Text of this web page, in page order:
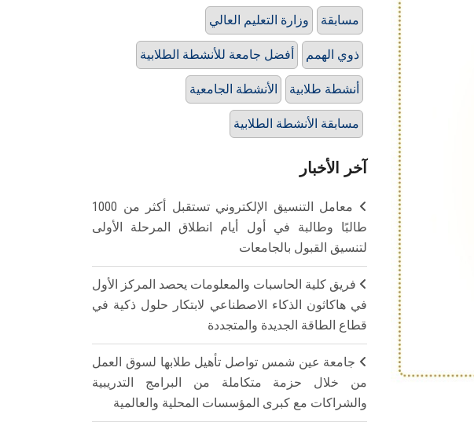
وزارة التعليم العالي مسابقة
أفضل جامعة للأنشطة الطلابية ذوي الهمم
الأنشطة الجامعية أنشطة طلابية
مسابقة الأنشطة الطلابية
آخر الأخبار
معامل التنسيق الإلكتروني تستقبل أكثر من 1000
طالبًا وطالبة في أول أيام انطلاق المرحلة الأولى
لتنسيق القبول بالجامعات
فريق كلية الحاسبات والمعلومات يحصد المركز الأول
في هاكاثون الذكاء الاصطناعي لابتكار حلول ذكية في
قطاع الطاقة الجديدة والمتجددة
جامعة عين شمس تواصل تأهيل طلابها لسوق العمل
من خلال حزمة متكاملة من البرامج التدريبية
والشراكات مع كبرى المؤسسات المحلية والعالمية